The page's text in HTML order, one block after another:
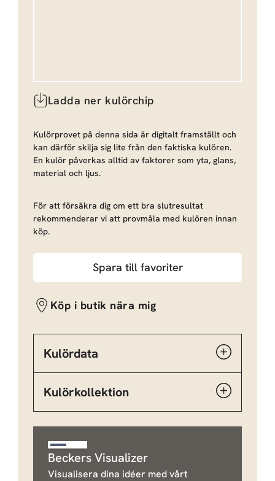
Ladda ner kulörchip
Kulörprovet på denna sida är digitalt framställt och
kan därför skilja sig lite från den faktiska kulören.
En kulör påverkas alltid av faktorer som yta, glans,
material och ljus.
För att försäkra dig om ett bra slutresultat
rekommenderar vi att provmåla med kulören innan
köp.
Spara till favoriter
Köp i butik nära mig
Kulördata
Kulörkollektion
Beckers Visualizer
Visualisera dina idéer med vårt